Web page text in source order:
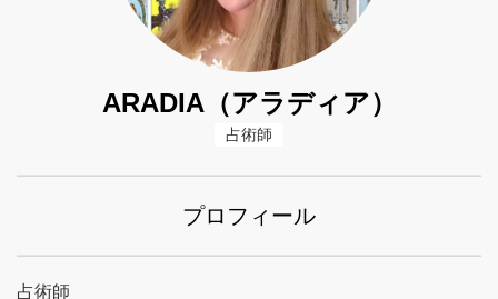
ARADIA（アラディア）
占術師
プロフィール
占術師